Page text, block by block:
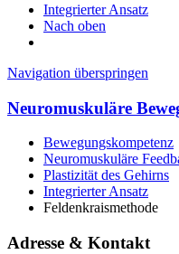
Integrierter Ansatz
Nach oben
Navigation überspringen
Neuromuskuläre
Bewegungskompetenz
Neuromuskuläre
Plastizität des Gehirns
Integrierter Ansatz
Feldenkraismethode
Adresse & Kontakt